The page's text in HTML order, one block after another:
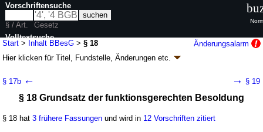
Start > Inhalt BBesG >§ 18
Änderungsalarm
Hier klicken fürTitel, Fundstelle, Änderungen etc.
Artikel 62Abs. 2 G. v. 04.02.2026BGBl. 2026 I Nr. 33
Umzugskosten, Unterhaltszuschuss
§ 17b ← → § 19
§ 18 Grundsatz der funktionsgerechten Besoldung
§ 18 hat3 frühere Fassungen und wird in 12 Vorschriften zitiert
Vorschriftensuche
§ / Art.
Gesetz
Volltextsuche
nur in BBesG